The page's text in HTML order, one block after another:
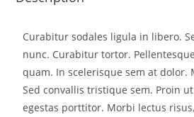
Curabitur sodales ligula in libero.
nunc. Curabitur tortor.
quam. In scelerisque sem at dolor.
Sed convallis tristique sem. Proin
egestas porttitor. Morbi lectus